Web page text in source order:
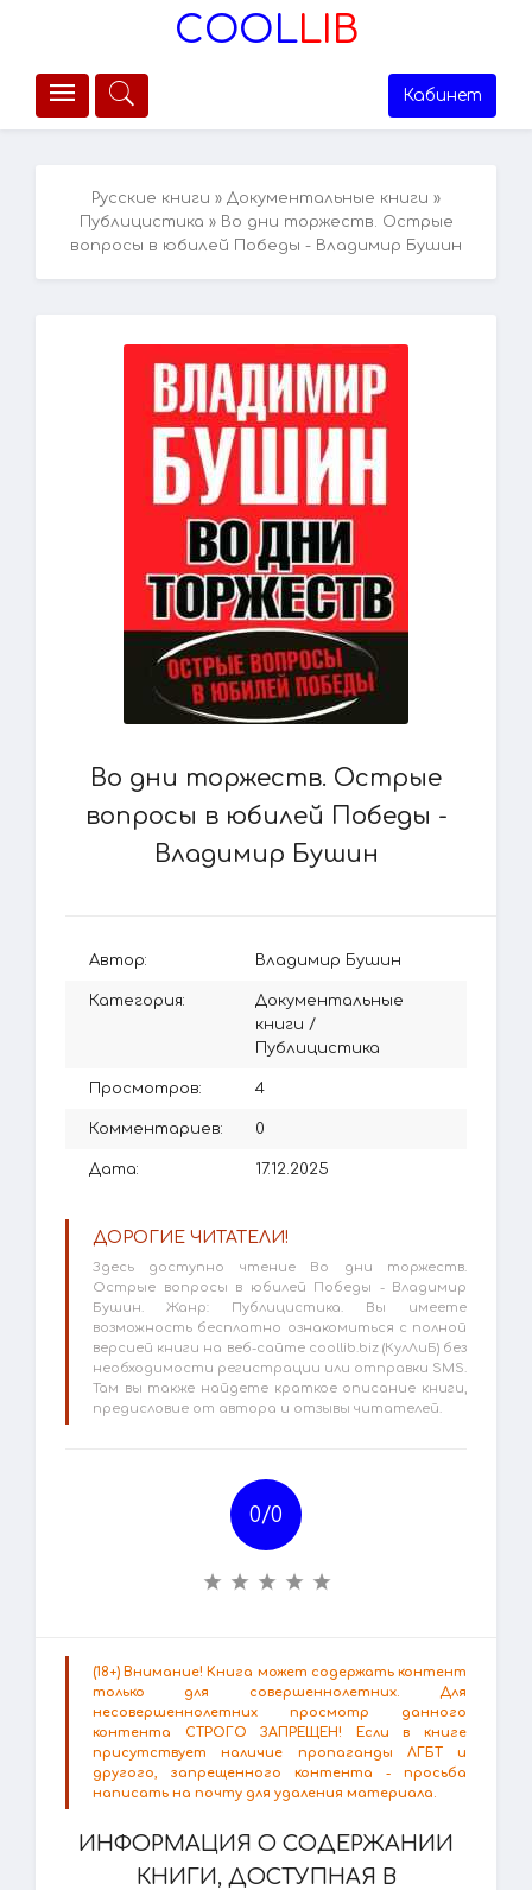
COOLLIB
Кабинет
Русские книги » Документальные книги »
Публицистика » Во дни торжеств. Острые
вопросы в юбилей Победы - Владимир Бушин
Во дни торжеств. Острые
вопросы в юбилей Победы -
Владимир Бушин
Автор: Владимир Бушин
Категория:
Документальные
книги /
Публицистика
Просмотров: 4
Комментариев: 0
Дата: 17.12.2025
ДОРОГИЕ ЧИТАТЕЛИ!
Здесь доступно чтение Во дни торжеств.
Острые вопросы в юбилей Победы - Владимир
Бушин. Жанр: Публицистика. Вы имеете
возможность бесплатно ознакомиться с полной
версией книги на веб-сайте coollib.biz (КулЛиБ) без
необходимости регистрации или отправки SMS.
Там вы также найдете краткое описание книги,
предисловие от автора и отзывы читателей.
0/0
(18+) Внимание! Книга может содержать контент
только для совершеннолетних. Для
несовершеннолетних просмотр данного
контента СТРОГО ЗАПРЕЩЕН! Если в книге
присутствует наличие пропаганды ЛГБТ и
другого, запрещенного контента - просьба
написать на почту для удаления материала.
ИНФОРМАЦИЯ О СОДЕРЖАНИИ
КНИГИ, ДОСТУПНАЯ В